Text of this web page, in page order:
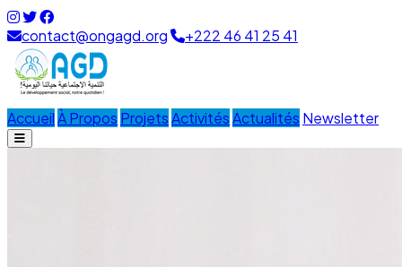
contact@ongagd.org +222 46 41 25 41
AccueilÀ Propos ProjetsActivitésActualités Newsletter